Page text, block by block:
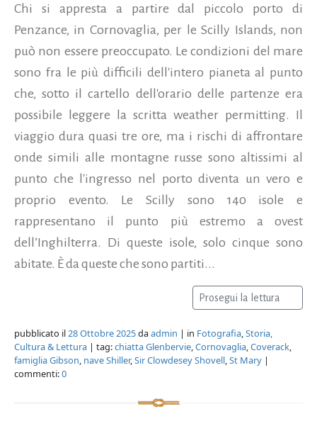
Chi si appresta a partire dal piccolo porto di
Penzance, in Cornovaglia, per le Scilly Islands, non
può non essere preoccupato. Le condizioni del mare
sono fra le più difficili dell'intero pianeta al punto
che, sotto il cartello dell'orario delle partenze era
possibile leggere la scritta weather permitting. Il
viaggio dura quasi tre ore, ma i rischi di affrontare
onde simili alle montagne russe sono altissimi al
punto che l'ingresso nel porto diventa un vero e
proprio evento. Le Scilly sono 140 isole e
rappresentano il punto più estremo a ovest
dell’Inghilterra. Di queste isole, solo cinque sono
abitate. È da queste che sono partiti...
Prosegui la lettura
pubblicato il28 Ottobre 2025daadmin | in Fotografia,Storia,
Cultura & Lettura | tag:chiatta Glenbervie,Cornovaglia,Coverack,
famiglia Gibson, nave Shiller,Sir Clowdesey Shovell,St Mary |
commenti:0